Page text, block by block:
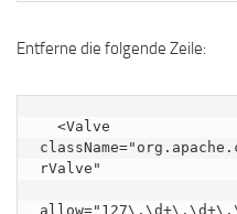
Entferne die folgende Zeile:
rValve"